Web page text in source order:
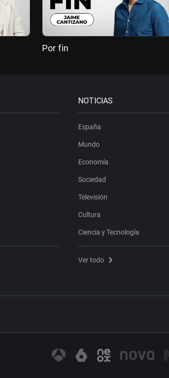
Por fin
NOTICIAS
España
Mundo
Economía
Sociedad
Televisión
Cultura
Ciencia y Tecnología
Ver todo